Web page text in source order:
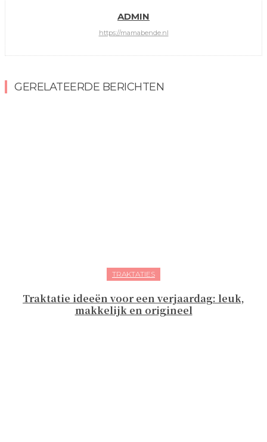
ADMIN
https://mamabende.nl
GERELATEERDE BERICHTEN
TRAKTATIES
Traktatie ideeën voor een verjaardag: leuk,
makkelijk en origineel